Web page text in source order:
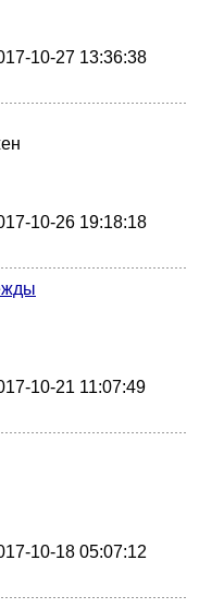
10-27 13:36:38
10-26 19:18:18
10-21 11:07:49
10-18 05:07:12